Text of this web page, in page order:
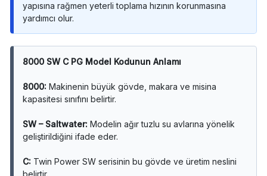
yapısına rağmen yeterli toplama hızının korunmasına
yardımcı olur.
8000 SW C PG Model Kodunun Anlamı
8000: Makinenin büyük gövde, makara ve misina
kapasitesi sınıfını belirtir.
SW – Saltwater: Modelin ağır tuzlu su avlarına yönelik
geliştirildiğini ifade eder.
C: Twin Power SW serisinin bu gövde ve üretim neslini
belirtir.